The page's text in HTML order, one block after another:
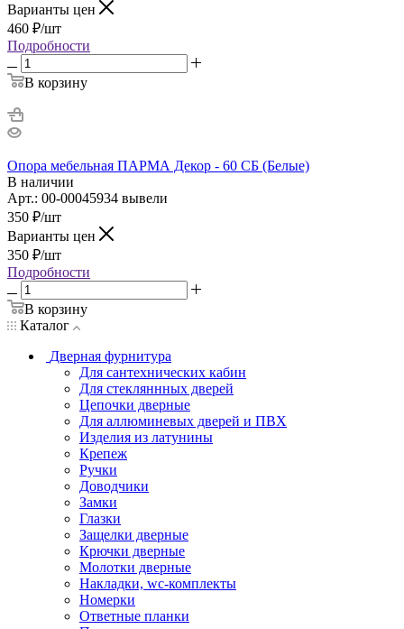
Варианты цен
460 ₽/шт
Подробности
В корзину
Опора мебельная ПАРМА Декор - 60 СБ (Белые)
В наличии
Арт.: 00-00045934 вывели
350 ₽/шт
Варианты цен
350 ₽/шт
Подробности
В корзину
Каталог
Дверная фурнитура
Для сантехнических кабин
Для стекляннных дверей
Цепочки дверные
Для аллюминевых дверей и ПВХ
Изделия из латунины
Крепеж
Ручки
Доводчики
Замки
Глазки
Защелки дверные
Крючки дверные
Молотки дверные
Накладки, wc-комплекты
Номерки
Ответные планки